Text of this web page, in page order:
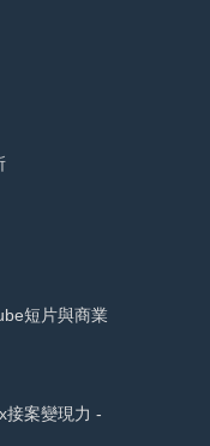
短片與商業
接案變現力 -